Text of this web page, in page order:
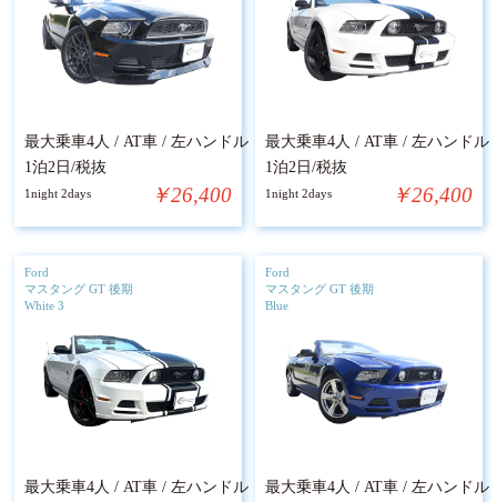
最大乗車4人 / AT車 / 左ハンドル
1泊2日/税抜
1night 2days ￥26,400
最大乗車4人 / AT車 / 左ハンドル
1泊2日/税抜
1night 2days ￥26,400
Ford
マスタング GT 後期
White 3
最大乗車4人 / AT車 / 左ハンドル
Ford
マスタング GT 後期
Blue
最大乗車4人 / AT車 / 左ハンドル